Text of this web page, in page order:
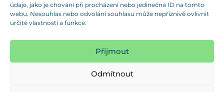
údaje, jako je chování při procházení nebo jedinečná ID na tomto
webu. Nesouhlas nebo odvolání souhlasu může nepříznivě ovlivnit
určité vlastnosti a funkce.
Přijmout
Odmítnout
info@dualpraha.cz +420 725 802 767
(platba pouze v hotovosti)
Jsme tu pro vás Pondělí-Čtvrtek od: 7:30 - 15:30 hodin
a Pátek od 7:30 - 14:30 hodin